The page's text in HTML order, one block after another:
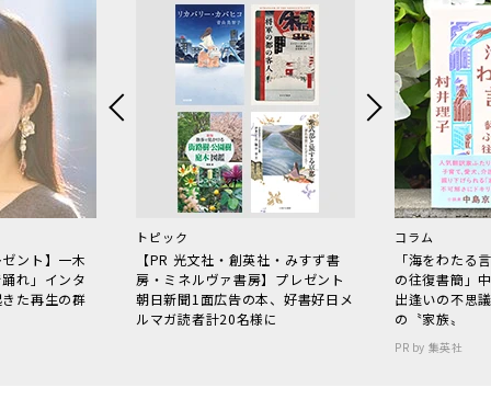
ント】一木
れ」インタ
た再生の群
トピック
【PR 光文社・創英社・みすず書
房・ミネルヴァ書房】プレゼント
朝日新聞1面広告の本、好書好日メ
ルマガ読者計20名様に
コラム
「海をわた
の往復書簡」
出逢いの不思
の〝家族〟
PR by 集英社